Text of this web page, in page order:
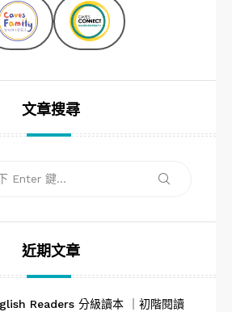
文章搜尋
搜
近期文章
Readers 分級讀本 ｜初階閱讀